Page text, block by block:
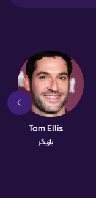
Tom Ellis
بازیگر